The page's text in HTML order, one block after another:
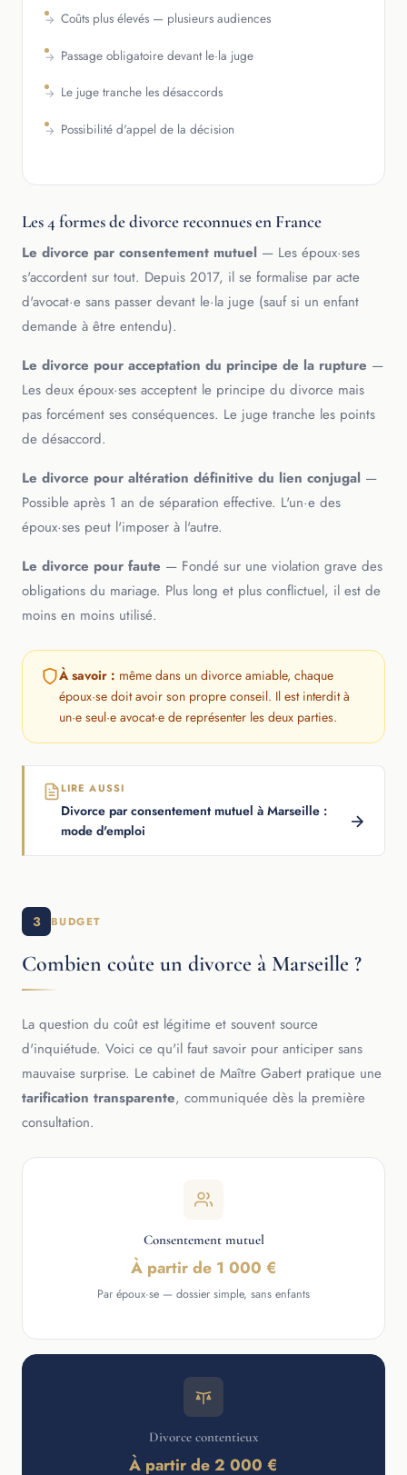
Coûts plus élevés — plusieurs audiences
Passage obligatoire devant le·la juge
Le juge tranche les désaccords
Possibilité d'appel de la décision
Les 4 formes de divorce reconnues en France
Le divorce par consentement mutuel — Les époux·ses
s'accordent sur tout. Depuis 2017, il se formalise par acte
d'avocat·e sans passer devant le·la juge (sauf si un enfant
demande à être entendu).
Le divorce pour acceptation du principe de la rupture —
Les deux époux·ses acceptent le principe du divorce mais
pas forcément ses conséquences. Le juge tranche les points
de désaccord.
Le divorce pour altération définitive du lien conjugal —
Possible après 1 an de séparation effective. L'un·e des
époux·ses peut l'imposer à l'autre.
Le divorce pour faute — Fondé sur une violation grave des
obligations du mariage. Plus long et plus conflictuel, il est de
moins en moins utilisé.
À savoir : même dans un divorce amiable, chaque
époux·se doit avoir son propre conseil. Il est interdit à
un·e seul·e avocat·e de représenter les deux parties.
LIRE AUSSI
Divorce par consentement mutuel à Marseille :
mode d'emploi
3 BUDGET
Combien coûte un divorce à Marseille ?
La question du coût est légitime et souvent source
d'inquiétude. Voici ce qu'il faut savoir pour anticiper sans
mauvaise surprise. Le cabinet de Maître Gabert pratique une
tarification transparente, communiquée dès la première
consultation.
Consentement mutuel
À partir de 1 000 €
Par époux·se — dossier simple, sans enfants
Divorce contentieux
À partir de 2 000 €